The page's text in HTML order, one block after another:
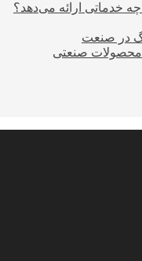
در صنعت
محصولات صنعتی